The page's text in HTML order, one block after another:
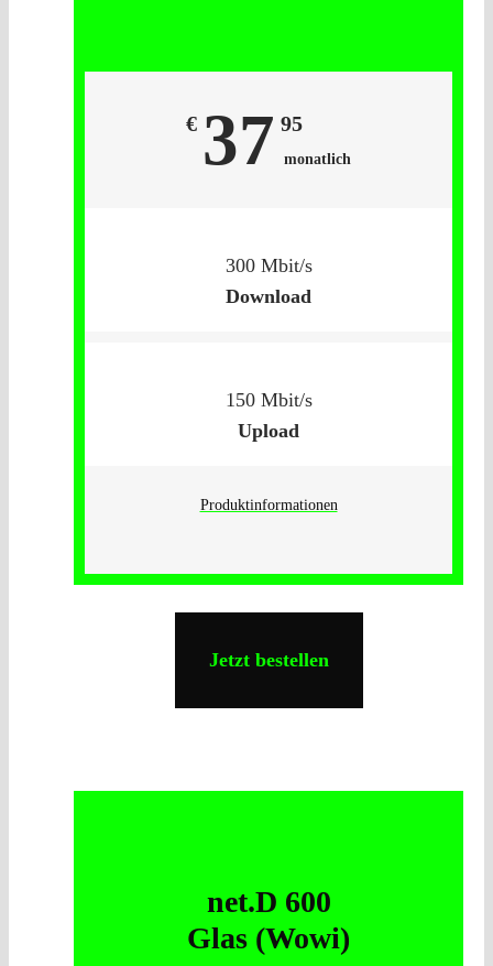
€ 37 95
monatlich
300 Mbit/s
Download
150 Mbit/s
Upload
Produktinformationen
Jetzt bestellen
net.D 600
Glas (Wowi)